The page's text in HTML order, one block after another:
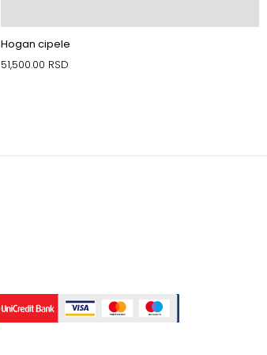
Hogan cipele
51,500.00 RSD